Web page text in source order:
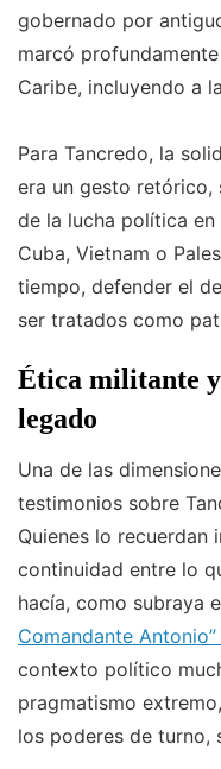
gobernado por
marcó
Caribe, incluyendo a
Para Tancredo, la
era un gesto retórico,
de la lucha política en
Cuba, Vietnam o
tiempo, defender el
ser tratados como
Ética militante
legado
Una de las
testimonios sobre
Quienes lo recuerdan
continuidad entre lo
hacía, como subraya
Comandante
contexto político
pragmatismo
los poderes de turno,